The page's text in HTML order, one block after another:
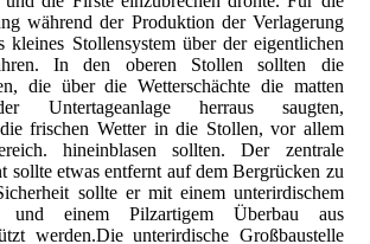
während der Produktion der Verlagerung
kleines Stollensystem über der eigentlichen
In den oberen Stollen sollten die
die über die Wetterschächte die matten
Untertageanlage herraus saugten,
die frischen Wetter in die Stollen, vor allem
hineinblasen sollten. Der zentrale
sollte etwas entfernt auf dem Bergrücken zu
sollte er mit einem unterirdischem
und einem Pilzartigem Überbau aus
werden.Die unterirdische Großbaustelle